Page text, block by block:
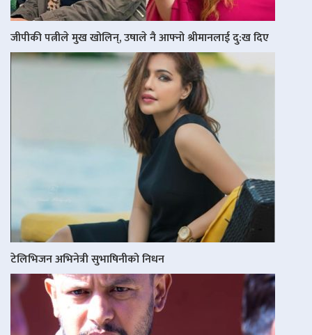
जीपीकी पत्नीले मुख खोलिन्, उषाले नै आफ्नो श्रीमानलाई दु:ख दिए
टेलिभिजन अभिनेत्री सुभाषिनीको निधन